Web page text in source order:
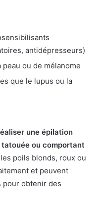
antidépresseurs)
ou de mélanome
que le lupus ou la
une épilation
ou comportant
poils blonds, roux ou
et peuvent
pour obtenir des